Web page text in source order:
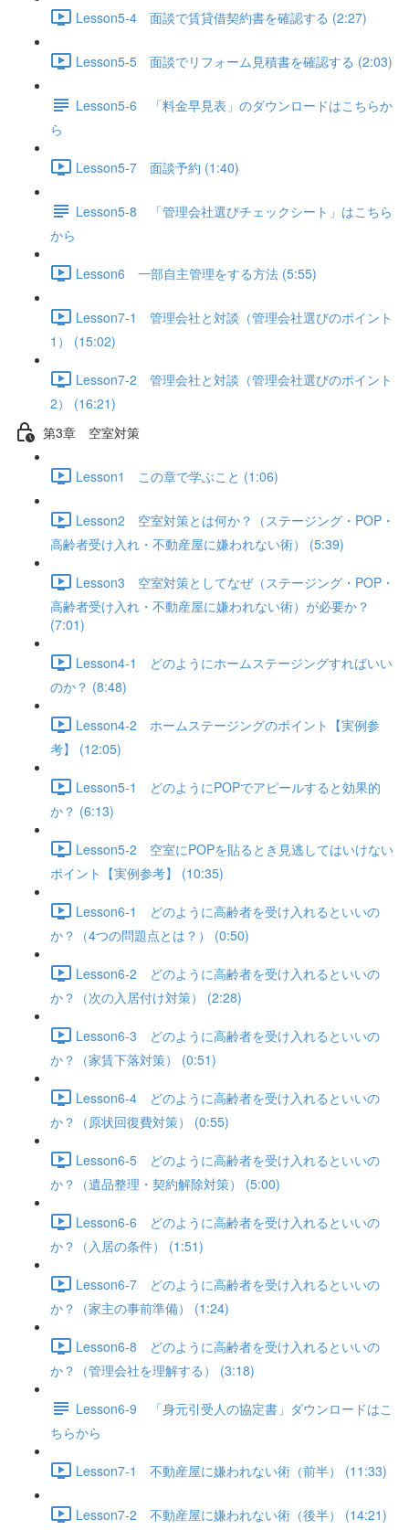
Lesson5-4 面談で賃貸借契約書を確認する (2:27)
Lesson5-5 面談でリフォーム見積書を確認する (2:03)
Lesson5-6 「料金早見表」のダウンロードはこちらか
ら
Lesson5-7 面談予約 (1:40)
Lesson5-8 「管理会社選びチェックシート」はこちら
から
Lesson6 一部自主管理をする方法 (5:55)
Lesson7-1 管理会社と対談（管理会社選びのポイント
1） (15:02)
Lesson7-2 管理会社と対談（管理会社選びのポイント
2） (16:21)
第3章 空室対策
Lesson1 この章で学ぶこと (1:06)
Lesson2 空室対策とは何か？（ステージング・POP・
高齢者受け入れ・不動産屋に嫌われない術） (5:39)
Lesson3 空室対策としてなぜ（ステージング・POP・
高齢者受け入れ・不動産屋に嫌われない術）が必要か？
(7:01)
Lesson4-1 どのようにホームステージングすればいい
のか？ (8:48)
Lesson4-2 ホームステージングのポイント【実例参
考】 (12:05)
Lesson5-1 どのようにPOPでアピールすると効果的
か？ (6:13)
Lesson5-2 空室にPOPを貼るとき見逃してはいけない
ポイント【実例参考】 (10:35)
Lesson6-1 どのように高齢者を受け入れるといいの
か？（4つの問題点とは？） (0:50)
Lesson6-2 どのように高齢者を受け入れるといいの
か？（次の入居付け対策） (2:28)
Lesson6-3 どのように高齢者を受け入れるといいの
か？（家賃下落対策） (0:51)
Lesson6-4 どのように高齢者を受け入れるといいの
か？（原状回復費対策） (0:55)
Lesson6-5 どのように高齢者を受け入れるといいの
か？（遺品整理・契約解除対策） (5:00)
Lesson6-6 どのように高齢者を受け入れるといいの
か？（入居の条件） (1:51)
Lesson6-7 どのように高齢者を受け入れるといいの
か？（家主の事前準備） (1:24)
Lesson6-8 どのように高齢者を受け入れるといいの
か？（管理会社を理解する） (3:18)
Lesson6-9 「身元引受人の協定書」ダウンロードはこ
ちらから
Lesson7-1 不動産屋に嫌われない術（前半） (11:33)
Lesson7-2 不動産屋に嫌われない術（後半） (14:21)